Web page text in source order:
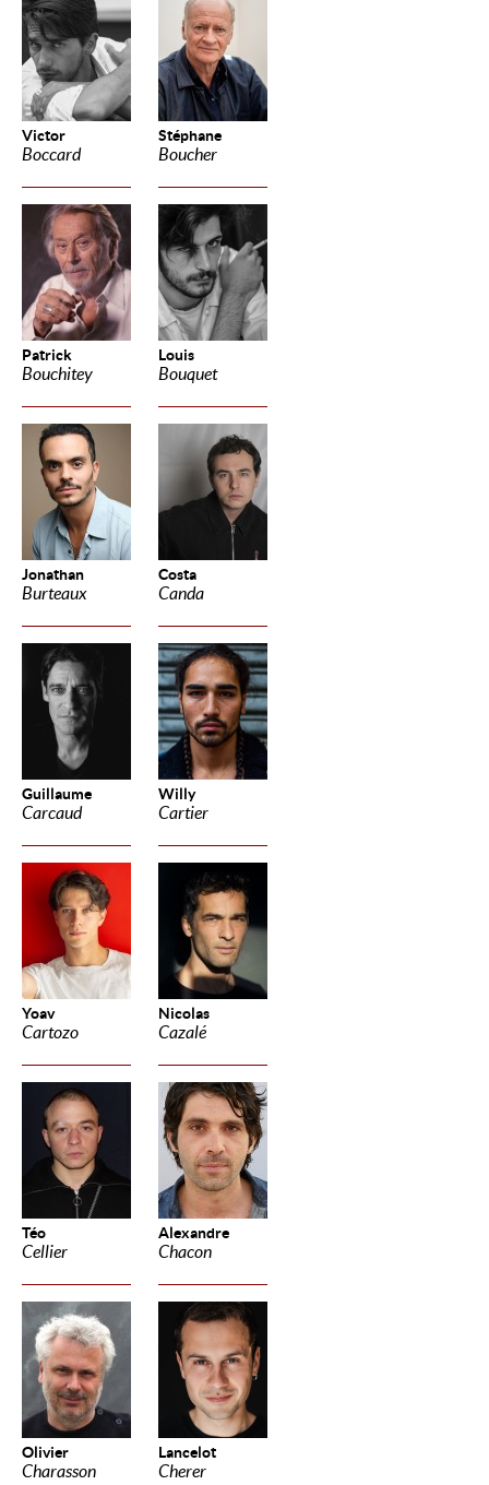
Victor
Boccard
Stéphane
Boucher
Patrick
Bouchitey
Louis
Bouquet
Jonathan
Burteaux
Costa
Canda
Guillaume
Carcaud
Willy
Cartier
Yoav
Cartozo
Nicolas
Cazalé
Téo
Cellier
Alexandre
Chacon
Olivier
Charasson
Lancelot
Cherer